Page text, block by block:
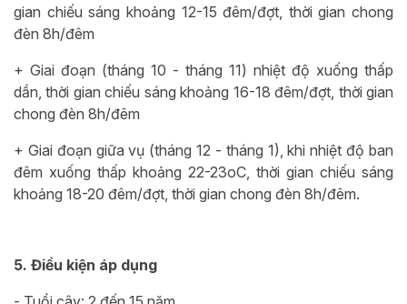
gian chiếu sáng khoảng 12-15 đêm/đợt, thời gian chong
đèn 8h/đêm
+ Giai đoạn (tháng 10 - tháng 11) nhiệt độ xuống thấp
dần, thời gian chiếu sáng khoảng 16-18 đêm/đợt, thời gian
chong đèn 8h/đêm
+ Giai đoạn giữa vụ (tháng 12 - tháng 1), khi nhiệt độ ban
đêm xuống thấp khoảng 22-23oC, thời gian chiếu sáng
khoảng 18-20 đêm/đợt, thời gian chong đèn 8h/đêm.
5. Điều kiện áp dụng